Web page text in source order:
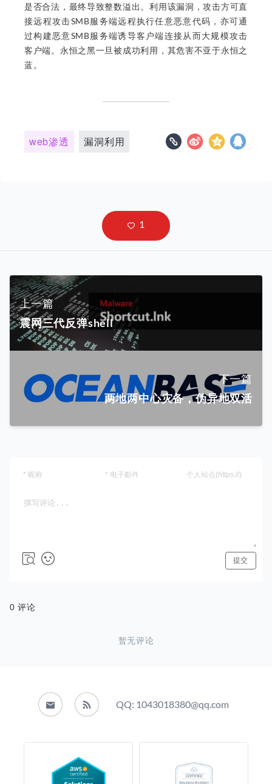
是否合法，最终导致整数溢出。利用该漏洞，攻击方可直
接远程攻击SMB服务端远程执行任意恶意代码，亦可通
过构建恶意SMB服务端诱导客户端连接从而大规模攻击
客户端。永恒之黑一旦被成功利用，其危害不亚于永恒之
蓝。
web渗透 漏洞利用
上一篇
震网三代反弹shell
下一篇
两地两中心灾备，伪异地双活
QQ: 1043018380@qq.com